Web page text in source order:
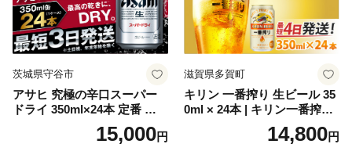
茨城県守谷市
アサヒ 究極の辛口スーパー
ドライ 350ml×24本 定番 ビー
ル 缶ビール 酒 お酒 アルコー
15,000円
滋賀県多賀町
キリン 一番搾り 生ビール 35
0ml × 24本 | キリン一番搾り
キリンビール 一番搾り ビー
ル 24缶 きりんいちばんしぼ
14,800円